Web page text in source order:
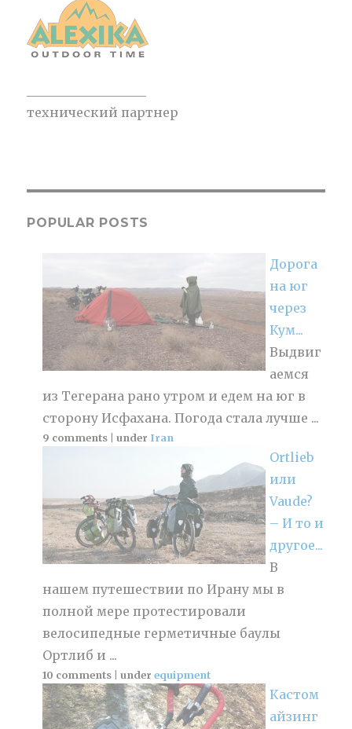
технический партнер
POPULAR POSTS
Дорога
на юг
через
Кум...
Выдвиг
аемся
из Тегерана рано утром и едем на юг в
сторону Исфахана. Погода стала лучше ...
9 comments |under Iran
Ortlieb
или
Vaude?
– И то и
другое...
В
нашем путешествии по Ирану мы в
полной мере протестировали
велосипедные герметичные баулы
Ортлиб и ...
10 comments |underequipment
Кастом
айзинг